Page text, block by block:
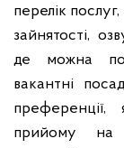
перелік
зайнятості,
де можна
вакантні
прийому на